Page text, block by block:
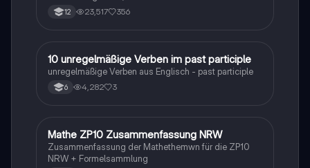
12 23,517 356
1 Englisch
10 unregelmäßige Verben im past participle
unregelmäßige Verben aus Englisch - past participle
6 4,282 3
Mathe
Mathe ZP10 Zusammenfassung NRW
Zusammenfassung der Mathethemwn für die ZP10
NRW + Formelsammlung